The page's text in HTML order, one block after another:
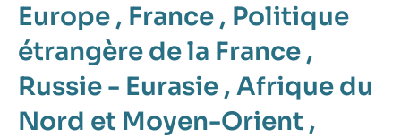
Europe , France , Politique
étrangère de la France ,
Russie - Eurasie , Afrique du
Nord et Moyen-Orient ,